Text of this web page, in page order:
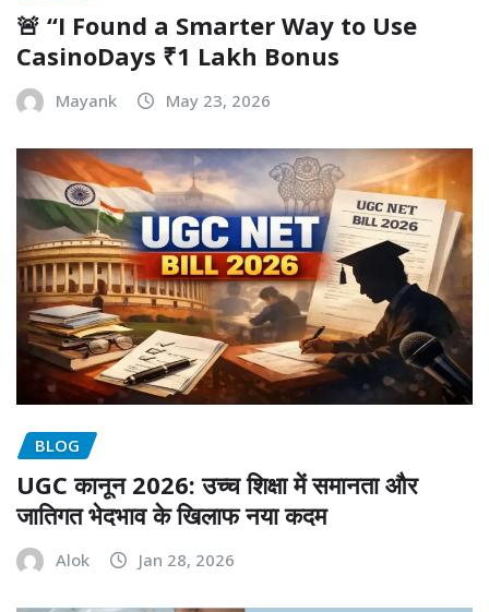
🚨 “I Found a Smarter Way to Use
CasinoDays ₹1 Lakh Bonus
Mayank May 23, 2026
BLOG
UGC कानून 2026: उच्च शिक्षा में समानता और
जातिगत भेदभाव के खिलाफ नया कदम
Alok Jan 28, 2026